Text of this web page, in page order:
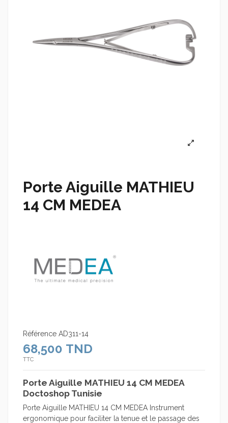
Porte Aiguille MATHIEU
14 CM MEDEA
Référence AD311-14
68,500 TND
TTC
Porte Aiguille MATHIEU 14 CM MEDEA
Doctoshop Tunisie
Porte Aiguille MATHIEU 14 CM MEDEA Instrument
ergonomique pour faciliter la tenue et le passage des